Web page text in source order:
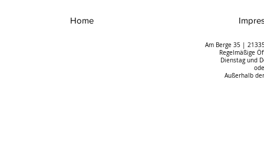
Home
Am Berge 35 |
Regelmäßige
Dienstag und
Außerhalb